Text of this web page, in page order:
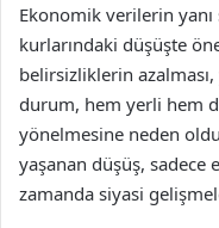
Ekonomik verilerin
kurlarındaki düşüşte
belirsizliklerin azalması,
durum, hem yerli hem
yönelmesine neden
yaşanan düşüş, sadece
zamanda siyasi